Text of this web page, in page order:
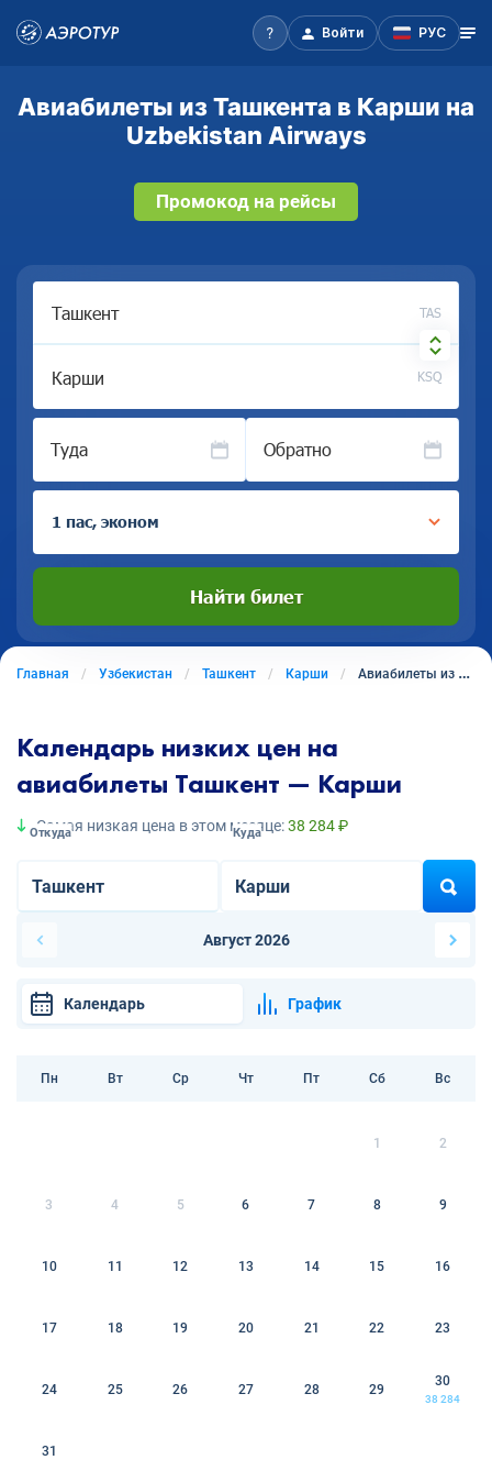
Войти РУС
Авиабилеты из Ташкента в Карши на
Uzbekistan Airways
Промокод на рейсы
TAS
KSQ
Туда Обратно
1 пас, эконом
Найти билет
Главная Узбекистан Ташкент Карши Авиабилеты из Ташкента в Карши
Календарь низких цен на
авиабилеты Ташкент — Карши
Самая низкая цена в этом месяце:38 284 ₽
Откуда Куда
Август 2026
Календарь График
Пн Вт Ср Чт Пт Сб Вс
1 2
3 4 5 6 7 8 9
10 11 12 13 14 15 16
17 18 19 20 21 22 23
24 25 26 27 28 29
30
38 284
31